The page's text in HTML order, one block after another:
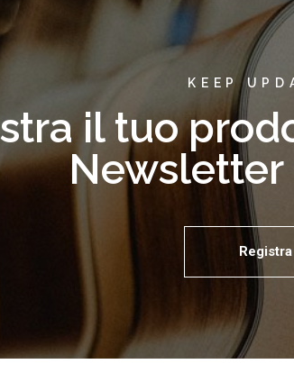
KEEP
il tuo
Newsletter
Registra